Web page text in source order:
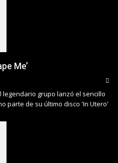
Me’
legendario grupo lanzó el sencillo
parte de su último disco 'In Utero'